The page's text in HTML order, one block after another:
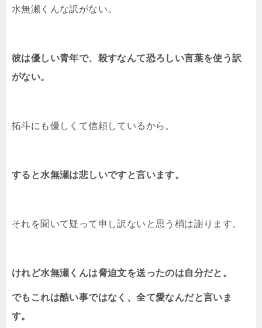
水無瀬くんな訳がない。
彼は優しい青年で、殺すなんて恐ろしい言葉を使う訳
がない。
拓斗にも優しくて信頼しているから。
すると水無瀬は悲しいですと言います。
それを聞いて疑って申し訳ないと思う梢は謝ります。
けれど水無瀬くんは脅迫文を送ったのは自分だと。
でもこれは酷い事ではなく、全て愛なんだと言いま
す。